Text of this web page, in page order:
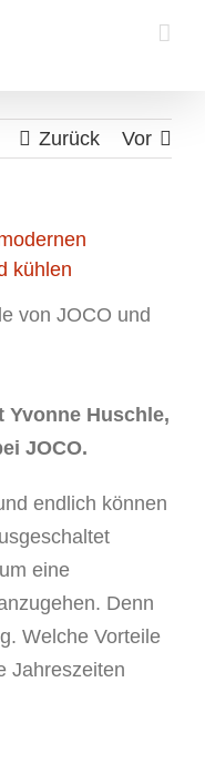
Zurück Vor
kühlen
Yvonne Huschle,
JOCO.
endlich können
eine
Denn
Welche Vorteile
Jahreszeiten